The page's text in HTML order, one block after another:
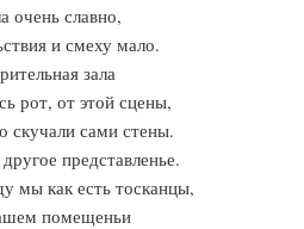
очень славно,
и смеху мало.
зала
рот, от этой сцены,
скучали сами стены.
представленье.
мы как есть тосканцы,
помещеньи